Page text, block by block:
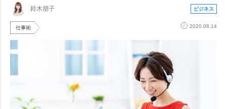
鈴木朋子 ビジネス
仕事術 2020.08.14